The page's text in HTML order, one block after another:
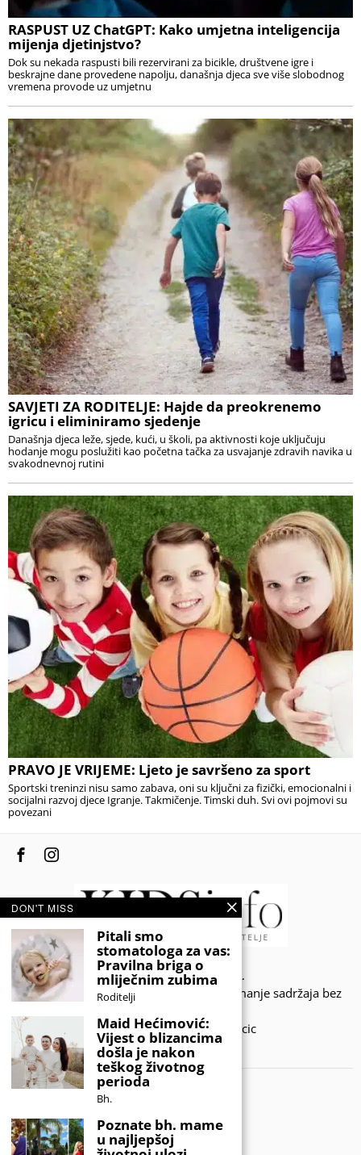
RASPUST UZ ChatGPT: Kako umjetna inteligencija
mijenja djetinjstvo?
Dok su nekada raspusti bili rezervirani za bicikle, društvene igre i
beskrajne dane provedene napolju, današnja djeca sve više slobodnog
vremena provode uz umjetnu
SAVJETI ZA RODITELJE: Hajde da preokrenemo
igricu i eliminiramo sjedenje
Današnja djeca leže, sjede, kući, u školi, pa aktivnosti koje uključuju
hodanje mogu poslužiti kao početna tačka za usvajanje zdravih navika u
svakodnevnoj rutini
PRAVO JE VRIJEME: Ljeto je savršeno za sport
Sportski treninzi nisu samo zabava, oni su ključni za fizički, emocionalni i
socijalni razvoj djece Igranje. Takmičenje. Timski duh. Svi ovi pojmovi su
povezani
© 2020 - KIDSINFO.BA.
Sva prava zadržana. Zabranjeno preuzimanje sadržaja bez
Developed by Amar SIjercic
IZAŠAO JE NOVI MAGAZIN!
DON'T MISS
Pitali smo
stomatologa za vas:
Pravilna briga o
mliječnim zubima
Roditelji
Maid Hećimović:
Vijest o blizancima
došla je nakon
teškog životnog
perioda
Bh.
Poznate bh. mame
u najljepšoj